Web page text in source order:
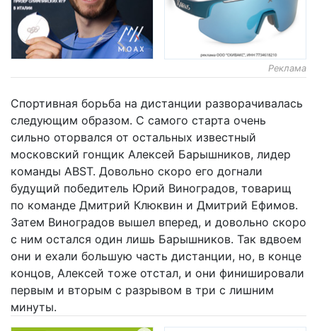
Реклама
Спортивная борьба на дистанции разворачивалась
следующим образом. С самого старта очень
сильно оторвался от остальных известный
московский гонщик Алексей Барышников, лидер
команды ABST. Довольно скоро его догнали
будущий победитель Юрий Виноградов, товарищ
по команде Дмитрий Клюквин и Дмитрий Ефимов.
Затем Виноградов вышел вперед, и довольно скоро
с ним остался один лишь Барышников. Так вдвоем
они и ехали большую часть дистанции, но, в конце
концов, Алексей тоже отстал, и они финишировали
первым и вторым с разрывом в три с лишним
минуты.